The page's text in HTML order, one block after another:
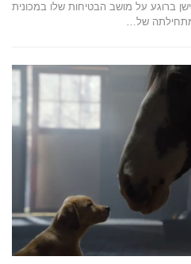
ברוגע על מושב הבטיחות שלו במכונית
של…